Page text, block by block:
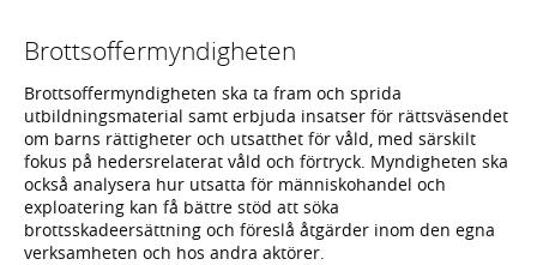
Brottsoffermyndigheten
Brottsoffermyndigheten ska ta fram och sprida
utbildningsmaterial samt erbjuda insatser för rättsväsendet
om barns rättigheter och utsatthet för våld, med särskilt
fokus på hedersrelaterat våld och förtryck. Myndigheten ska
också analysera hur utsatta för människohandel och
exploatering kan få bättre stöd att söka
brottsskadeersättning och föreslå åtgärder inom den egna
verksamheten och hos andra aktörer.